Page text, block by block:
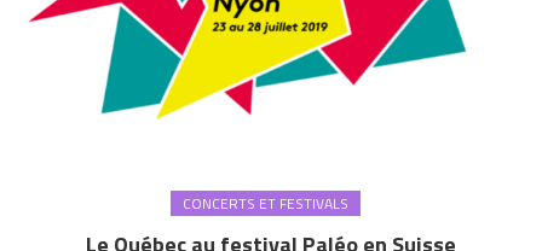
CONCERTS ET FESTIVALS